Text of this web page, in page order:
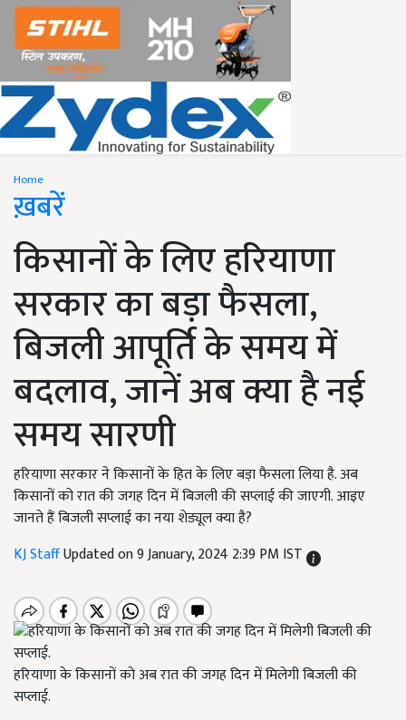
Home
ख़बरें
किसानों के लिए हरियाणा
सरकार का बड़ा फैसला,
बिजली आपूर्ति के समय में
बदलाव, जानें अब क्या है नई
समय सारणी
हरियाणा सरकार ने किसानों के हित के लिए बड़ा फैसला लिया है. अब
किसानों को रात की जगह दिन में बिजली की सप्लाई की जाएगी. आइए
जानते हैं बिजली सप्लाई का नया शेड्यूल क्या है?
KJ StaffUpdated on 9 January, 2024 2:39 PM IST
हरियाणा के किसानों को अब रात की जगह दिन में मिलेगी बिजली की
सप्लाई.